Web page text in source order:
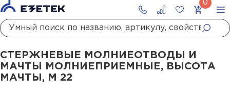
ГлавнаяКаталог Стержневые молниеотводы и мачты
СТЕРЖНЕВЫЕ МОЛНИЕОТВОДЫ И
МАЧТЫ МОЛНИЕПРИЕМНЫЕ, ВЫСОТА
МАЧТЫ, М 22